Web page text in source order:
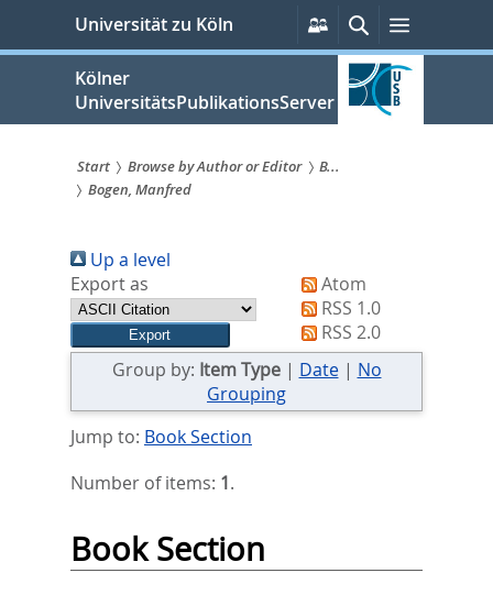
springen
Universität zu Köln
Persönliche
Services
SucheMenü
Kölner
UniversitätsPublikationsServer
Sie
sind
hier:
Start Browse by Author or Editor
B...
Bogen, Manfred
Up a level
Export as
Atom
RSS 1.0
RSS 2.0
Group by: Item Type| Date| No
Grouping
Jump to: Book Section
Number of items: 1.
Book Section